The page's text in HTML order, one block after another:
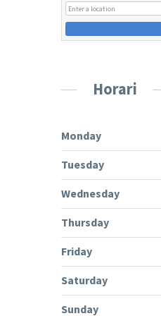
Horari
Monday
Tuesday
Wednesday
Thursday
Friday
Saturday
Sunday